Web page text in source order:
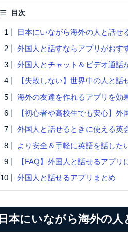
目次
日本にいながら海外の人と話せ
外国人と話すならアプリがおす
外国人とチャット＆ビデオ通話
【失敗しない】世界中の人と
海外の友達を作れるアプリを効
【初心者や高校生でも安心】
外国人と話せるときに使える英
より安全＆手軽に英語を話した
【FAQ】外国人と話せるアプリ
外国人と話せるアプリまとめ
日本にいながら海外の